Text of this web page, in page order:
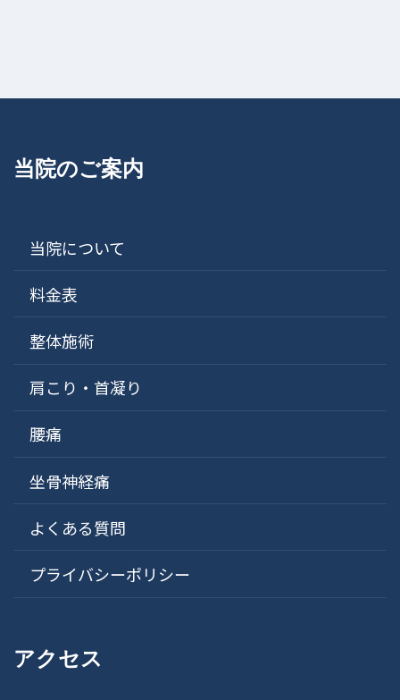
当院のご案内
当院について
料金表
整体施術
肩こり・首凝り
腰痛
坐骨神経痛
よくある質問
プライバシーポリシー
アクセス